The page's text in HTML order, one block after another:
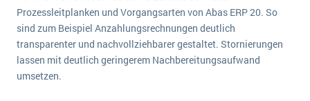
NACHRICHTENARCHIV
Prozessleitplanken und Vorgangsarten von Abas ERP 20. So
sind zum Beispiel Anzahlungsrechnungen deutlich
transparenter und nachvollziehbarer gestaltet. Stornierungen
lassen mit deutlich geringerem Nachbereitungsaufwand
umsetzen.